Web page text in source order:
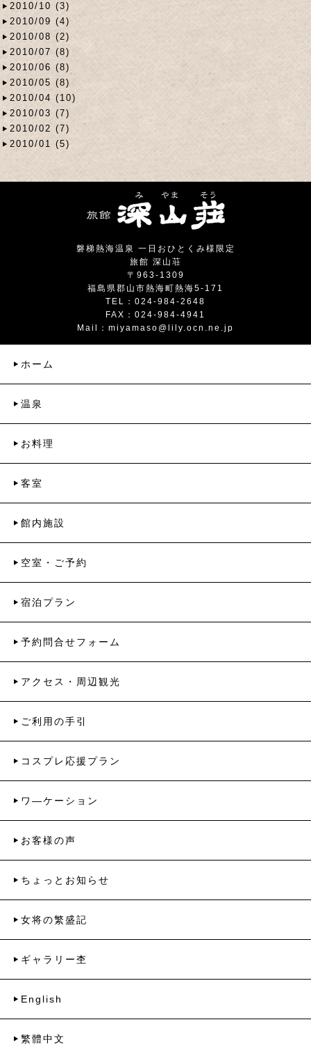
2010/10 (3)
2010/09 (4)
2010/08 (2)
2010/07 (8)
2010/06 (8)
2010/05 (8)
2010/04 (10)
2010/03 (7)
2010/02 (7)
2010/01 (5)
磐梯熱海温泉 一日おひとくみ様限定
旅館 深山荘
〒963-1309
福島県郡山市熱海町熱海5-171
TEL：024-984-2648
FAX：024-984-4941
Mail： miyamaso@lily.ocn.ne.jp
ホーム
温泉
お料理
客室
館内施設
空室・ご予約
宿泊プラン
予約問合せフォーム
アクセス・周辺観光
ご利用の手引
コスプレ応援プラン
ワ―ケーション
お客様の声
ちょっとお知らせ
女将の繁盛記
ギャラリー杢
English
繁體中文